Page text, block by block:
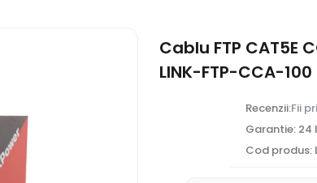
Cablu FTP CAT5E
LINK-FTP-CCA-100
Recenzii:Fii
Garantie: 24
Cod produs: